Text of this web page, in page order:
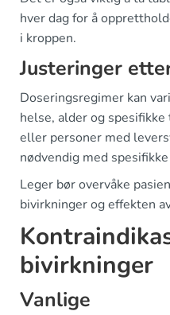
hver dag for å
i kroppen.
Justeringer
Doseringsregimer kan
helse, alder og
eller personer med
nødvendig med
Leger bør overvåke
bivirkninger og effekten
bivirkninger
Vanlige